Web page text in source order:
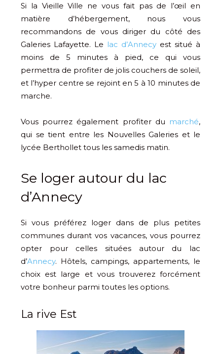
Si la Vieille Ville ne vous fait pas de l’œil en
matière d’hébergement, nous vous
recommandons de vous diriger du côté des
Galeries Lafayette. Le lac d’Annecy est situé à
moins de 5 minutes à pied, ce qui vous
permettra de profiter de jolis couchers de soleil,
et l’hyper centre se rejoint en 5 à 10 minutes de
marche.
Vous pourrez également profiter du marché,
qui se tient entre les Nouvelles Galeries et le
lycée Berthollet tous les samedis matin.
Se loger autour du lac
d’Annecy
Si vous préférez loger dans de plus petites
communes durant vos vacances, vous pourrez
opter pour celles situées autour du lac
d’Annecy. Hôtels, campings, appartements, le
choix est large et vous trouverez forcément
votre bonheur parmi toutes les options.
La rive Est